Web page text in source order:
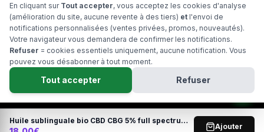
Copyright 2024-2026 Hollyweed. Tous droits réservés.
Interdit aux moins de 18 ans. Ne pas fumer. Déconseillé aux femmes
Huile sublinguale bio CBD CBG 5% full spectrum sans isolat
Ajouter
En cliquant sur Tout accepter, vous acceptez les cookies d'analyse
(amélioration du site, aucune revente à des tiers) et l'envoi de
notifications personnalisées (ventes privées, promos, nouveautés).
Votre navigateur vous demandera de confirmer les notifications.
Refuser = cookies essentiels uniquement, aucune notification. Vous
pouvez vous désabonner à tout moment.
Tout accepter Refuser